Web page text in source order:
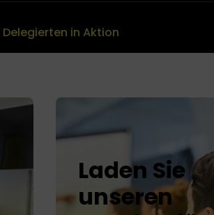
Delegierten in Aktion
Laden Sie
unseren